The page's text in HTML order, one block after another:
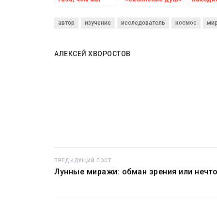
автор изучение исследователь космос мир
АЛЕКСЕЙ ХВОРОСТОВ
ПРЕДЫДУЩИЙ ПОСТ
Лунные миражи: обман зрения или